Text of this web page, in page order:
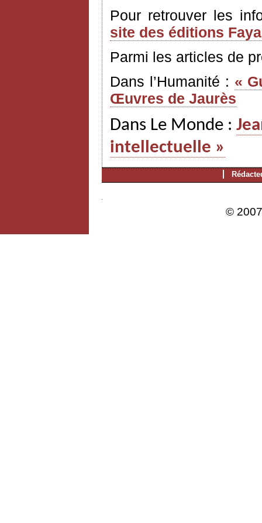
Pour retrouver les
site des éditions
Parmi les articles de
Dans l’Humanité : «
Œuvres de Jaurès
Dans Le Monde :
intellectuelle »
©